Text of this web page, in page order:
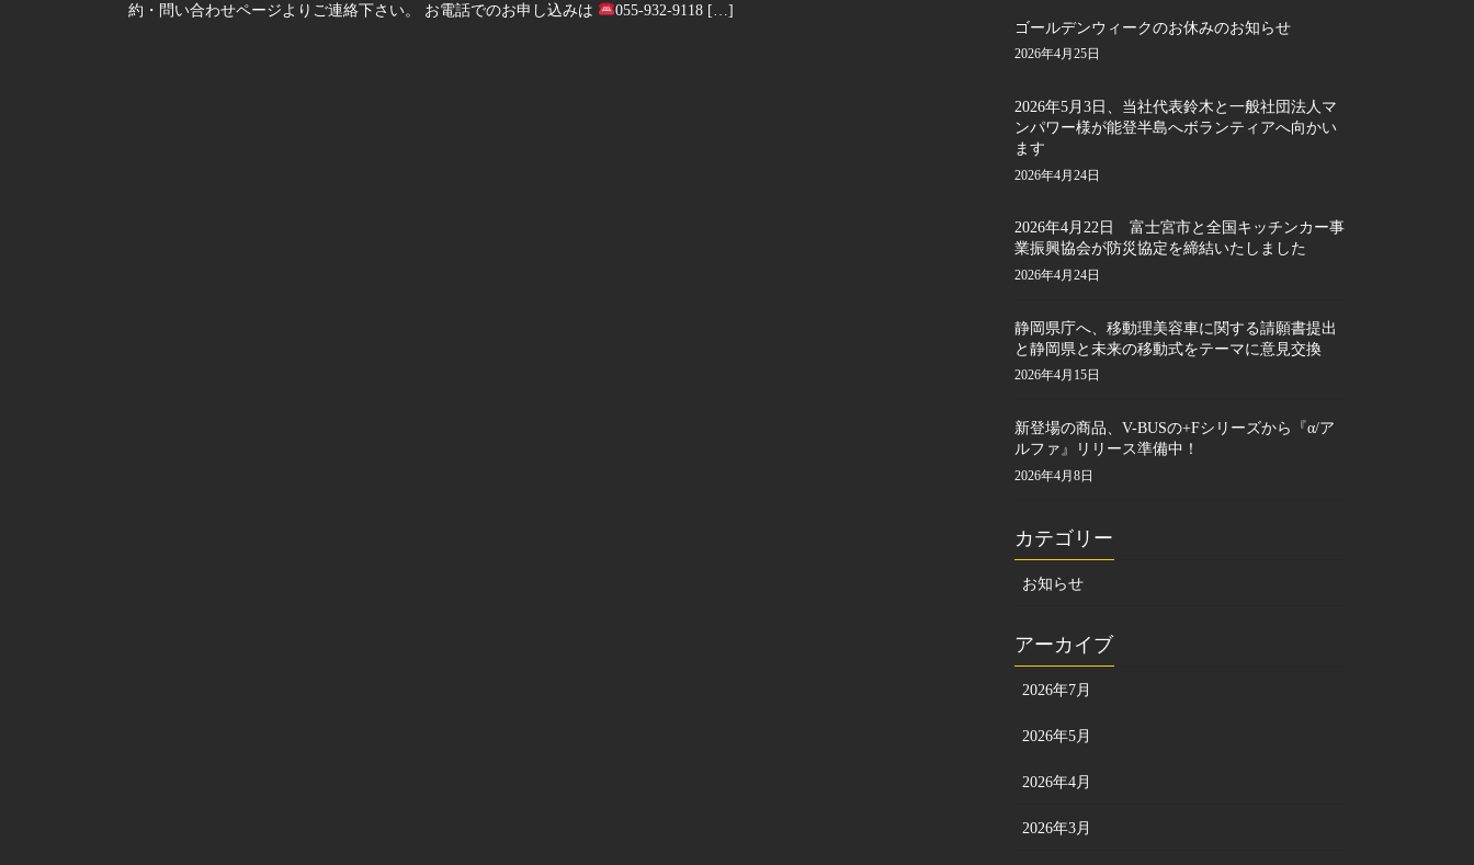
約・問い合わせページよりご連絡下さい。 お電話でのお申し込みは
055-932-9118 […]
ゴールデンウィークのお休みのお知らせ
2026年4月25日
2026年5月3日、当社代表鈴木と一般社団法人マ
ンパワー様が能登半島へボランティアへ向かい
ます
2026年4月24日
2026年4月22日 富士宮市と全国キッチンカー事
業振興協会が防災協定を締結いたしました
2026年4月24日
静岡県庁へ、移動理美容車に関する請願書提出
と静岡県と未来の移動式をテーマに意見交換
2026年4月15日
新登場の商品、V-BUSの+Fシリーズから『α/ア
ルファ』リリース準備中！
2026年4月8日
カテゴリー
お知らせ
アーカイブ
2026年7月
2026年5月
2026年4月
2026年3月